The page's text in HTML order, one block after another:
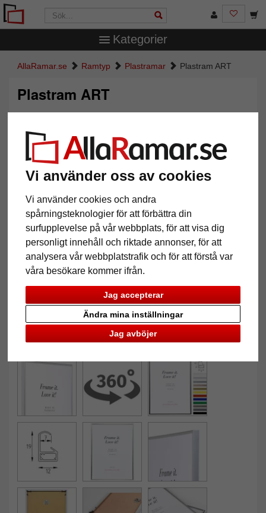
Vi använder oss av cookies
Vi använder cookies och andra
spårningsteknologier för att förbättra din
surfupplevelse på vår webbplats, för att visa dig
personligt innehåll och riktade annonser, för att
analysera vår webbplatstrafik och för att förstå var
våra besökare kommer ifrån.
Jag accepterar
Jag avböjer
Ändra mina inställningar
Kategorier
AllaRamar.se Ramtyp Plastramar Plastram ART
Plastram ART